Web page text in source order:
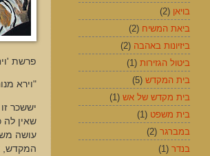
פרשת
"וירא
יששכר
שאין לה
עושה
המקדש,
בויאן (2)
ביאת המשיח (2)
ביזיונות באהבה (2)
ביטול הגזירות (1)
בית המקדש (5)
בית מקדש של אש (1)
בית משפט (1)
במברגר (2)
בנדר (1)